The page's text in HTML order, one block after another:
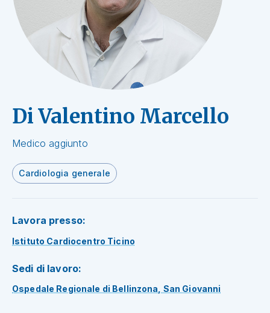
Di Valentino Marcello
Medico aggiunto
Cardiologia generale
Lavora presso:
Istituto Cardiocentro Ticino
Sedi di lavoro:
Ospedale Regionale di Bellinzona, San Giovanni